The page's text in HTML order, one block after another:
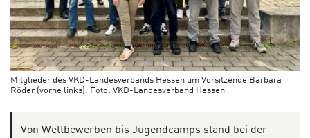
Mitglieder des VKD-Landesverbands Hessen um Vorsitzende Barbara
Röder (vorne links). Foto: VKD-Landesverband Hessen
Von Wettbewerben bis Jugendcamps stand bei der